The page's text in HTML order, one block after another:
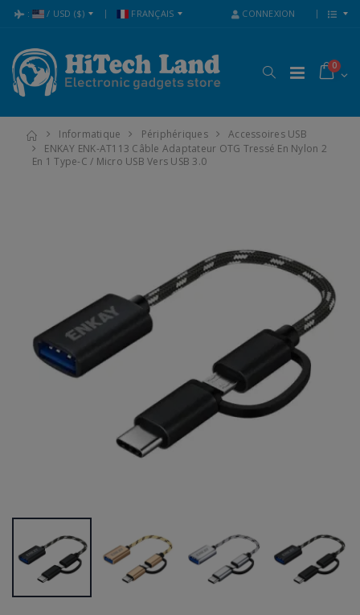
: / USD ($) FRANÇAIS CONNEXION
0
Informatique Périphériques
Accessoires USB
ENKAY ENK-AT113 Câble Adaptateur OTG Tressé En Nylon 2
En 1 Type-C / Micro USB Vers USB 3.0